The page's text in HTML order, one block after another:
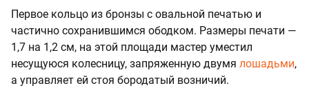
Первое кольцо из бронзы с овальной печатью и
частично сохранившимся ободком. Размеры печати —
1,7 на 1,2 см, на этой площади мастер уместил
несущуюся колесницу, запряженную двумя лошадьми,
а управляет ей стоя бородатый возничий.